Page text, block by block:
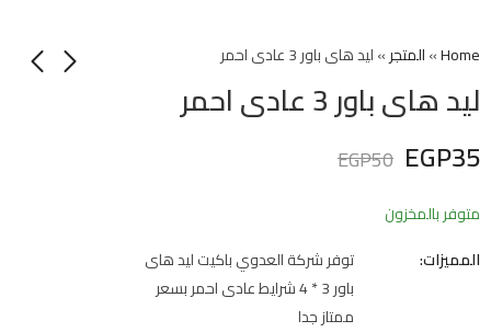
Home
»المتجر»ليد هاى باور 3 عادى احمر
ليد هاى باور 3 عادى احمر
EGP35
EGP50
متوفر بالمخزون
المميزات:
توفر شركة العدوي باكيت ليد هاى
باور 3 * 4 شرايط عادى احمر بسعر
ممتاز جدا